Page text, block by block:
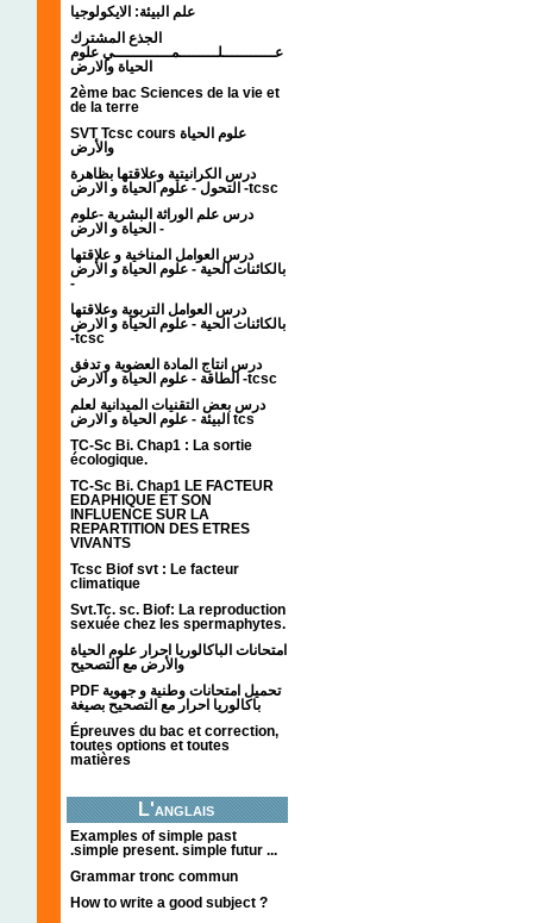
علم البيئة: الايكولوجيا
الجذع المشترك
عـــــــــــلــــــــمــــــــــــي علوم
الحياة والارض
2ème bac Sciences de la vie et
de la terre
SVT Tcsc cours علوم الحياة
والأرض
درس الكرانيتية وعلاقتها بظاهرة
التحول - علوم الحياة و الارض -tcsc
درس علم الوراثة البشرية -علوم
الحياة و الارض -
درس العوامل المناخية و علاقتها
بالكائنات الحية - علوم الحياة و الأرض
-
درس العوامل التربوية وعلاقتها
بالكائنات الحية - علوم الحياة و الارض
-tcsc
درس انتاج المادة العضوية و تدفق
الطاقة - علوم الحياة و الارض -tcsc
درس بعض التقنيات الميدانية لعلم
البيئة - علوم الحياة و الارض tcs
TC-Sc Bi. Chap1 : La sortie
écologique.
TC-Sc Bi. Chap1 LE FACTEUR
EDAPHIQUE ET SON
INFLUENCE SUR LA
REPARTITION DES ETRES
VIVANTS
Tcsc Biof svt : Le facteur
climatique
Svt.Tc. sc. Biof: La reproduction
sexuée chez les spermaphytes.
امتحانات الباكالوريا احرار علوم الحياة
والأرض مع التصحيح
PDF تحميل امتحانات وطنية و جهوية
باكالوريا احرار مع التصحيح بصيغة
Épreuves du bac et correction,
toutes options et toutes
matières
L'anglais
Examples of simple past
.simple present. simple futur ...
Grammar tronc commun
How to write a good subject ?